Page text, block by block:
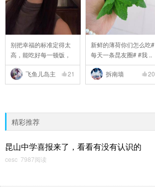
别把幸福的标准定得太
高，能吃好每一顿饭，
..
飞鱼儿岛主
21
新鲜的薄荷你们怎么吃#
每天一条昆友圈# #我 ..
拆南墙 20
精彩推荐
昆山中学喜报来了，看看有没有认识的
cesc 7987阅读